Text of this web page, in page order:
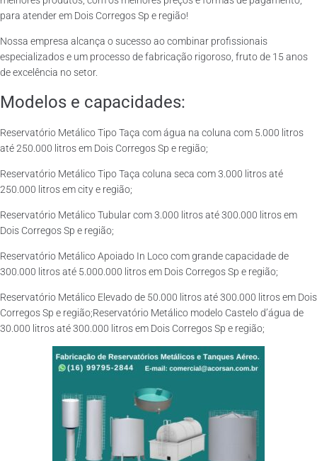
para atender em Dois Corregos Sp e região!
Nossa empresa alcança o sucesso ao combinar profissionais
especializados e um processo de fabricação rigoroso, fruto de 15 anos
de excelência no setor.
Modelos e capacidades:
Reservatório Metálico Tipo Taça com água na coluna com 5.000 litros
até 250.000 litros em Dois Corregos Sp e região;
Reservatório Metálico Tipo Taça coluna seca com 3.000 litros até
250.000 litros em city e região;
Reservatório Metálico Tubular com 3.000 litros até 300.000 litros em
Dois Corregos Sp e região;
Reservatório Metálico Apoiado In Loco com grande capacidade de
300.000 litros até 5.000.000 litros em Dois Corregos Sp e região;
Reservatório Metálico Elevado de 50.000 litros até 300.000 litros em Dois
Corregos Sp e região;Reservatório Metálico modelo Castelo d’água de
30.000 litros até 300.000 litros em Dois Corregos Sp e região;